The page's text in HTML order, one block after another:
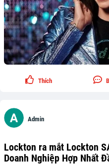
Thích
Admin
Lockton ra mắt Lockton
Doanh Nghiệp Hợp Nhất